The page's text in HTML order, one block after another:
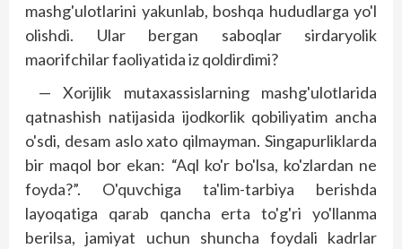
mashg'ulotlarini yakunlab, boshqa hududlarga yo'l
olishdi. Ular bergan saboqlar sirdaryolik
maorifchilar faoliyatida iz qoldirdimi?
— Xorijlik mutaxassislarning mashg'ulotlarida
qatnashish natijasida ijodkorlik qobiliyatim ancha
o'sdi, desam aslo xato qilmayman. Singapurliklarda
bir maqol bor ekan: “Aql ko'r bo'lsa, ko'zlardan ne
foyda?”. O'quvchiga ta'lim-tarbiya berishda
layoqatiga qarab qancha erta to'g'ri yo'llanma
berilsa, jamiyat uchun shuncha foydali kadrlar